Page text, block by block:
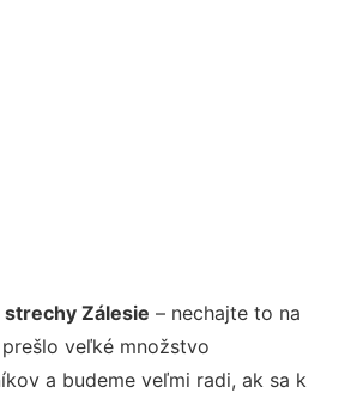
Zálesie – nechajte to na
veľké množstvo
a budeme veľmi radi, ak sa k